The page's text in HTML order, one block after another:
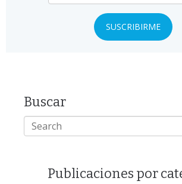
Buscar
Publicaciones por